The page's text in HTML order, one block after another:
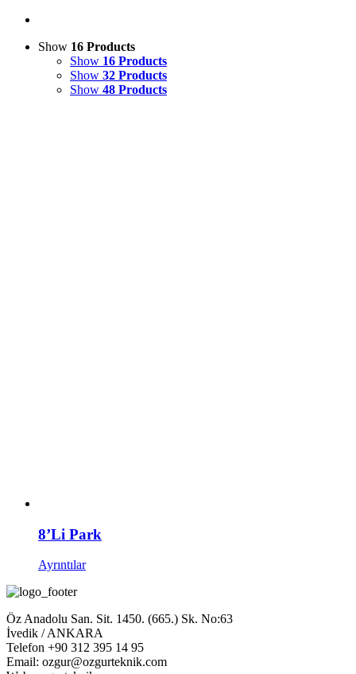
Show 16 Products
Show 16 Products
Show 32 Products
Show 48 Products
8’Li Park
Ayrıntılar
Öz Anadolu San. Sit. 1450. (665.) Sk. No:63
İvedik / ANKARA
Telefon +90 312 395 14 95
Email: ozgur@ozgurteknik.com